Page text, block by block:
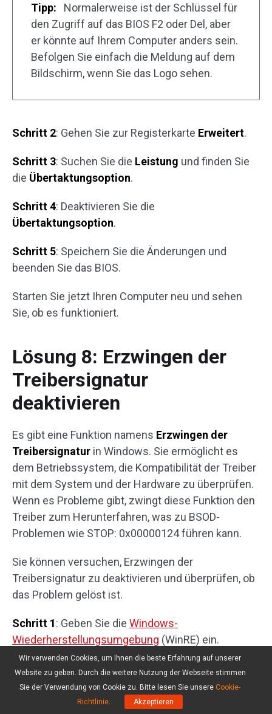
Tipp:
Normalerweise ist der Schlüssel für
den Zugriff auf das BIOS F2 oder Del, aber
er könnte auf Ihrem Computer anders sein.
Befolgen Sie einfach die Meldung auf dem
Bildschirm, wenn Sie das Logo sehen.
Schritt 2: Gehen Sie zur Registerkarte Erweitert.
Schritt 3: Suchen Sie die Leistung und finden Sie
die Übertaktungsoption.
Schritt 4: Deaktivieren Sie die
Übertaktungsoption.
Schritt 5: Speichern Sie die Änderungen und
beenden Sie das BIOS.
Starten Sie jetzt Ihren Computer neu und sehen
Sie, ob es funktioniert.
Lösung 8: Erzwingen der
Treibersignatur
deaktivieren
Es gibt eine Funktion namens Erzwingen der
Treibersignatur in Windows. Sie ermöglicht es
dem Betriebssystem, die Kompatibilität der Treiber
mit dem System und der Hardware zu überprüfen.
Wenn es Probleme gibt, zwingt diese Funktion den
Treiber zum Herunterfahren, was zu BSOD-
Problemen wie STOP: 0x00000124 führen kann.
Sie können versuchen, Erzwingen der
Treibersignatur zu deaktivieren und überprüfen, ob
das Problem gelöst ist.
Schritt 1: Geben Sie die Windows-
Wiederherstellungsumgebung (WinRE) ein.
Schritt 2: Gehen Sie zuProblembehandlung>
Erweiterte Optionen>Starteinstellungen>Neu
Wir verwenden Cookies, um Ihnen die beste Erfahrung auf unserer
Website zu geben. Durch die weitere Nutzung der Webseite stimmen
Sie der Verwendung von Cookie zu. Bitte lesen Sie unsere Cookie-
Richtlinie. Akzeptieren